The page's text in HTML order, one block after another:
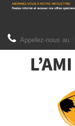
Appelez-nous au :